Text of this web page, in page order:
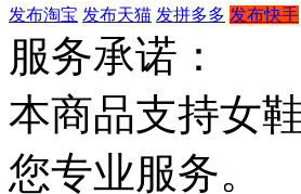
发布淘宝 发布天猫 发拼多多 发布快手
服务承诺：
本商品支持女
您专业服务。